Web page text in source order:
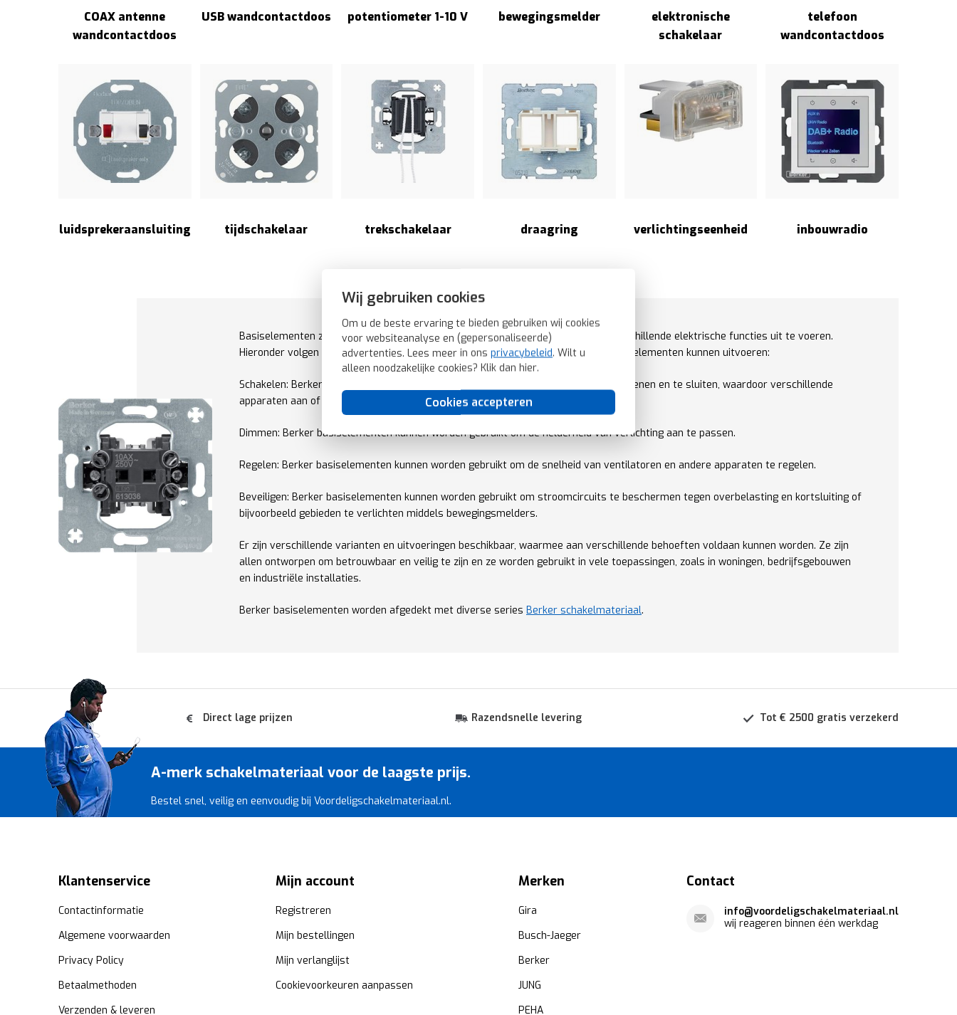
Wij gebruiken cookies
Om u de beste ervaring te bieden gebruiken wij cookies
voor websiteanalyse en (gepersonaliseerde)
advertenties. Lees meer in ons privacybeleid. Wilt u
alleen noodzakelijke cookies? Klik dan hier.
Cookies accepteren
COAX antenne
wandcontactdoos
USB wandcontactdoos potentiometer 1-10 V bewegingsmelder
elektronische
schakelaar
telefoon
wandcontactdoos
luidsprekeraansluiting tijdschakelaar trekschakelaar draagring verlichtingseenheid inbouwradio
Basiselementen zijn onderdelen van schakelmateriaal die worden gebruikt om verschillende elektrische functies uit te voeren.
Hieronder volgen enkele voorbeelden van de verschillende functies die Berker basiselementen kunnen uitvoeren:
Schakelen: Berker basiselementen kunnen worden gebruikt om stroomcircuits te openen en te sluiten, waardoor verschillende
apparaten aan of uit kunnen worden gezet (zoals lampen).
Dimmen: Berker basiselementen kunnen worden gebruikt om de helderheid van verlichting aan te passen.
Regelen: Berker basiselementen kunnen worden gebruikt om de snelheid van ventilatoren en andere apparaten te regelen.
Beveiligen: Berker basiselementen kunnen worden gebruikt om stroomcircuits te beschermen tegen overbelasting en kortsluiting of
bijvoorbeeld gebieden te verlichten middels bewegingsmelders.
Er zijn verschillende varianten en uitvoeringen beschikbaar, waarmee aan verschillende behoeften voldaan kunnen worden. Ze zijn
allen ontworpen om betrouwbaar en veilig te zijn en ze worden gebruikt in vele toepassingen, zoals in woningen, bedrijfsgebouwen
en industriële installaties.
Berker basiselementen worden afgedekt met diverse series Berker schakelmateriaal.
Direct lage prijzen Razendsnelle levering Tot € 2500 gratis verzekerd
A-merk schakelmateriaal voor de laagste prijs.
Bestel snel, veilig en eenvoudig bij Voordeligschakelmateriaal.nl.
Klantenservice
Contactinformatie
Algemene voorwaarden
Privacy Policy
Betaalmethoden
Verzenden & leveren
Mijn account
Registreren
Mijn bestellingen
Mijn verlanglijst
Cookievoorkeuren aanpassen
Merken
Gira
Busch-Jaeger
Berker
JUNG
PEHA
Contact
info@voordeligschakelmateriaal.nl
wij reageren binnen één werkdag